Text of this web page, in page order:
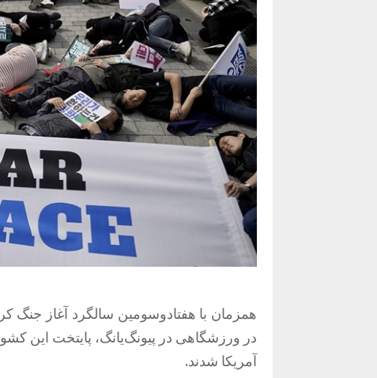
همزمان با هفتادوسومین سالگرد آغاز جنگ
در ورزشگاهی در پیونگ‌یانگ، پایتخت این
آمریکا شدند.